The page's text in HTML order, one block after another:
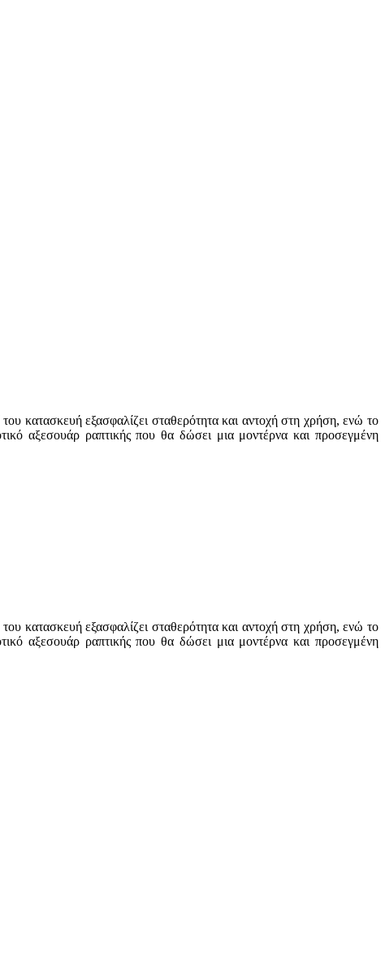
κατασκευή εξασφαλίζει σταθερότητα και αντοχή στη χρήση, ενώ το
αξεσουάρ ραπτικής που θα δώσει μια μοντέρνα και προσεγμένη
κατασκευή εξασφαλίζει σταθερότητα και αντοχή στη χρήση, ενώ το
αξεσουάρ ραπτικής που θα δώσει μια μοντέρνα και προσεγμένη